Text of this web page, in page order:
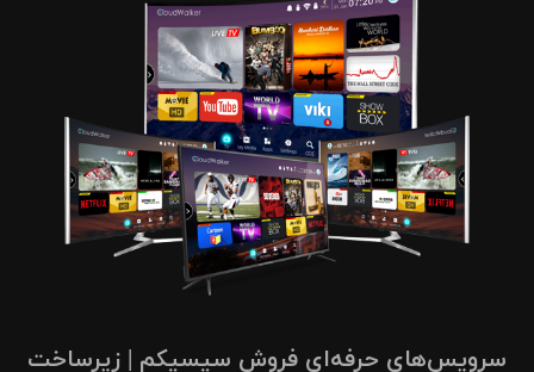
سرویس‌های حرفه‌ای فروش سیسیکم | زیرساخت